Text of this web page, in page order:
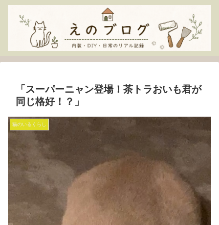
「スーパーニャン登場！茶トラおいも君が
同じ格好！？」
猫のいるくらし